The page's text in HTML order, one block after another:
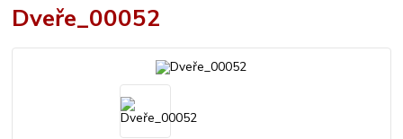
Dveře_00052